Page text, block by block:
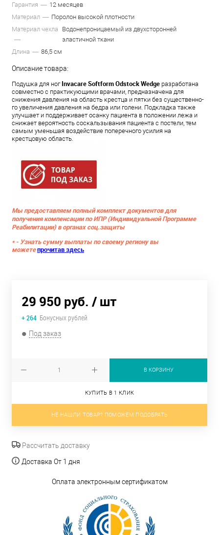
Гарантия
12 месяцев
Материал
Поролон высокой плотности
Материал чехла
Водонепроницаемый из двухсторонней
эластичной ткани
Длина
86,5 см
Описание товара:
Подушка для ног Invacare Softform Odstock Wedge разработана
совместно с практикующими врачами, предназначена для
снижения давления на об­ласть крест­ца и пят­ки без су­щес­твен­но­
го уве­ли­че­ния дав­ле­ния на бед­ра или го­ле­ни. Подкладка также
улучшает и поддерживает осанку пациента в положении лежа и
снижает вероятность соскальзывания пациента с постели, тем
самым уменьшая воздействие поперечного усилия на
крестцовую область.
Мы предоставляем полный комплект документов для
получения компенсации по ИПР (Индивидуальной Программе
Реабилитации) в органах соц.защиты
* - Узнать сумму выплаты по своему региону вы
можетепрочитав здесь
29 950 руб. / шт
+ 264 Бонусных рублей
Под заказ
В КОРЗИНУ
КУПИТЬ В 1 КЛИК
НЕ НАШЛИ ТОВАР? ПОМОЖЕМ ПОДОБРАТЬ
Рассчитать доставку
Доставка От 1 дня
Оплата электронным сертификатом